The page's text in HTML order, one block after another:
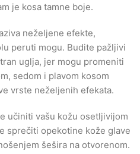
je kosa tamne boje.
neželjene efekte,
peruti mogu. Budite pažljivi
uglja, jer mogu promeniti
sedom i plavom kosom
vrste neželjenih efekata.
učiniti vašu kožu osetljivijom
sprečiti opekotine kože glave
šešira na otvorenom.